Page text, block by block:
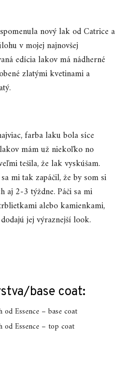
nový lak od Catrice a
v mojej najnovšej
edícia lakov má nádherné
zlatými kvetinami a
farba laku bola síce
mám už niekoľko no
tešila, že lak vyskúšam.
mi tak zapáčil, že by som si
aj 2-3 týždne. Páči sa mi
alebo kamienkami,
jej výraznejší look.
base coat:
Essence – base coat
od Essence – top coat